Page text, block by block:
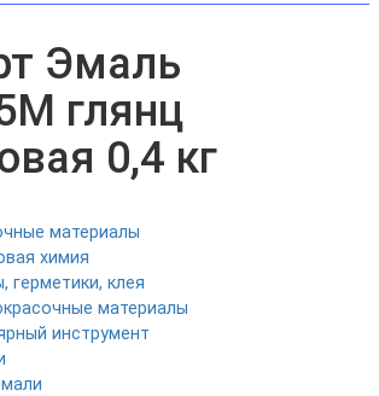
Эмаль
глянц
0,4 кг
материалы
химия
герметики, клея
материалы
инструмент